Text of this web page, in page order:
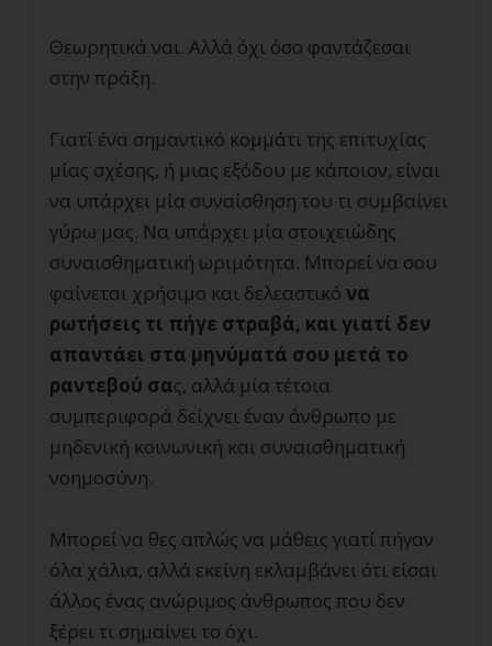
Θεωρητικά ναι. Αλλά όχι όσο φαντάζεσαι
στην πράξη.
Γιατί ένα σημαντικό κομμάτι της επιτυχίας
μίας σχέσης, ή μιας εξόδου με κάποιον, είναι
να υπάρχει μία συναίσθηση του τι συμβαίνει
γύρω μας. Να υπάρχει μία στοιχειώδης
συναισθηματική ωριμότητα. Μπορεί να σου
φαίνεται χρήσιμο και δελεαστικό να
ρωτήσεις τι πήγε στραβά, και γιατί δεν
απαντάει στα μηνύματά σου μετά το
ραντεβού σας, αλλά μία τέτοια
συμπεριφορά δείχνει έναν άνθρωπο με
μηδενική κοινωνική και συναισθηματική
νοημοσύνη.
Μπορεί να θες απλώς να μάθεις γιατί πήγαν
όλα χάλια, αλλά εκείνη εκλαμβάνει ότι είσαι
άλλος ένας ανώριμος άνθρωπος που δεν
ξέρει τι σημαίνει το όχι.